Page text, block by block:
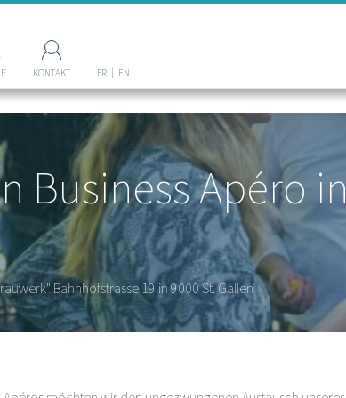
KONTAKT FR EN
Business Apéro
Bahnhofstrasse 19 in 9000 St. Gallen